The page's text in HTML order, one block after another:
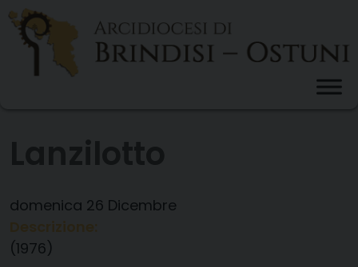
Skip
content
domenica 26 Dicembre
(1976)